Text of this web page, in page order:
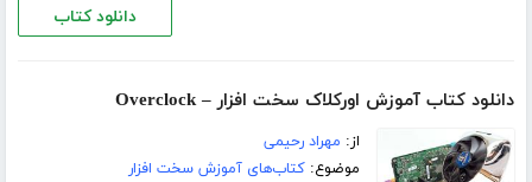
دانلود کتاب
دانلود کتاب آموزش اورکلاک سخت افزار – Overclock
از: مهراد رحیمی
موضوع:کتاب‌های آموزش سخت افزار